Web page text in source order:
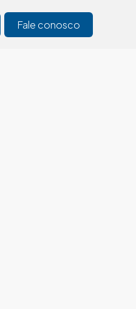
Fale conosco